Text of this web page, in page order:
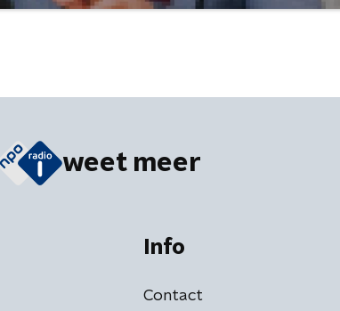
weet meer
Info
Contact